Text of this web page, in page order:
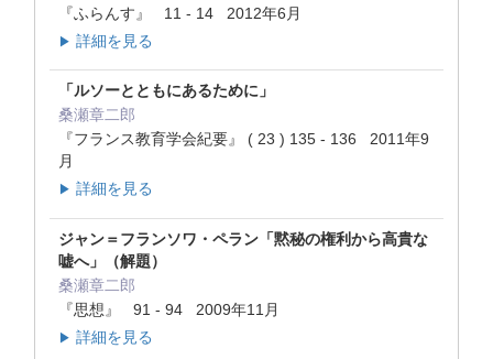
『ふらんす』 11 - 14 2012年6月
▶ 詳細を見る
「ルソーとともにあるために」
桑瀬章二郎
『フランス教育学会紀要』 ( 23 ) 135 - 136 2011年9
月
▶ 詳細を見る
ジャン＝フランソワ・ペラン「黙秘の権利から高貴な
嘘へ」（解題）
桑瀬章二郎
『思想』 91 - 94 2009年11月
▶ 詳細を見る